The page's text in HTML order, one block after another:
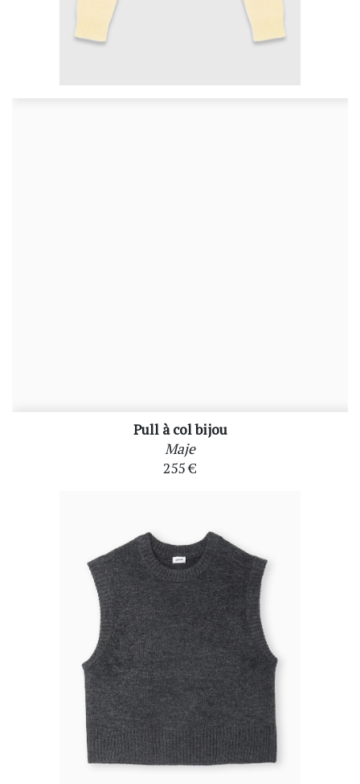
Pull à col bijou
Maje
255 €